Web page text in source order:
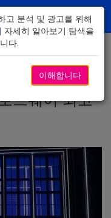
드웨이 최고
고 분석 및 광고를 위해
자세히 알아보기 탐색을
다.
이해합니다